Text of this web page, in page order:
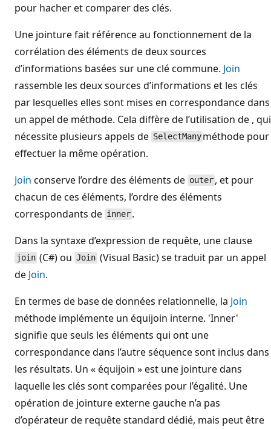
pour hacher et comparer des clés.
Une jointure fait référence au fonctionnement de la
corrélation des éléments de deux sources
d’informations basées sur une clé commune. Join
rassemble les deux sources d’informations et les clés
par lesquelles elles sont mises en correspondance dans
un appel de méthode. Cela diffère de l’utilisation de , qui
nécessite plusieurs appels de SelectMany méthode pour
effectuer la même opération.
Join conserve l’ordre des éléments de outer , et pour
chacun de ces éléments, l’ordre des éléments
correspondants de inner .
Dans la syntaxe d’expression de requête, une clause
join (C#) ouJoin(Visual Basic) se traduit par un appel
de Join.
En termes de base de données relationnelle, la Join
méthode implémente un équijoin interne. 'Inner'
signifie que seuls les éléments qui ont une
correspondance dans l’autre séquence sont inclus dans
les résultats. Un « équijoin » est une jointure dans
laquelle les clés sont comparées pour l’égalité. Une
opération de jointure externe gauche n’a pas
d’opérateur de requête standard dédié, mais peut être